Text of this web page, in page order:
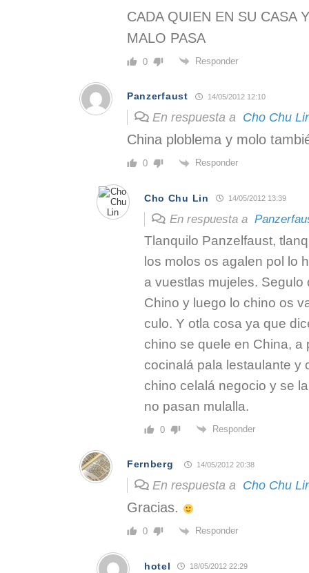
CADA QUIEN EN SU CASA
MALO PASA
0 Responder
Panzerfaust 14/05/2012 12:10
En respuesta a Cho Chu
China ploblema y molo
0 Responder
Cho Chu Lin 14/05/2012 13:39
En respuesta a
Tlanquilo Panzelfaust,
los molos os agalen pol lo
a vuestlas mujeles.
Chino y luego lo chino os
culo. Y otla cosa ya que
chino se quele en China, a
cocinalá pala lestaulante y
chino celalá negocio y se
no pasan mulalla.
0 Responder
Fernberg 14/05/2012 20:38
En respuesta a Cho Chu
Gracias.
0 Responder
hotel 18/05/2012 22:29